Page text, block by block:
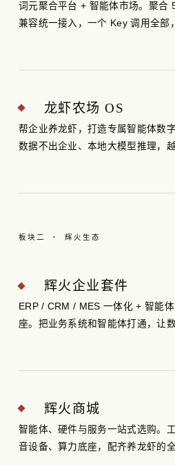
词元聚合平台 + 智能体市场。聚合
兼容统一接入，一个 Key 调用全部
龙虾农场 OS
帮企业养龙虾，打造专属智能体数
数据不出企业、本地大模型推理，
板块二 · 辉火生态
辉火企业套件
ERP / CRM / MES 一体化 + 智能
座。把业务系统和智能体打通，让
辉火商城
智能体、硬件与服务一站式选购。
音设备、算力底座，配齐养龙虾的全